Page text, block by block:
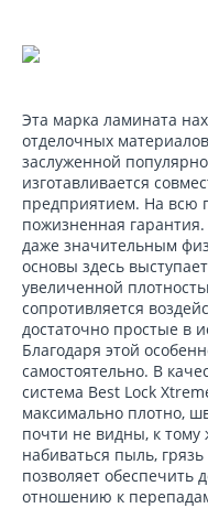
Эта марка ламината
отделочных
заслуженной
изготавливается
предприятием. На всю
пожизненная
даже значительным
основы здесь
увеличенной
сопротивляется
достаточно простые в
Благодаря этой
самостоятельно. В
система Best Lock
максимально плотно,
почти не видны, к
набиваться пыль,
позволяет обеспечить
отношению к